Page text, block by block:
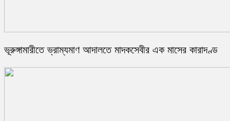
ভূরুঙ্গামারীতে ভ্রাম্যমাণ আদালতে মাদকসেবীর এক মাসের কারাদণ্ড